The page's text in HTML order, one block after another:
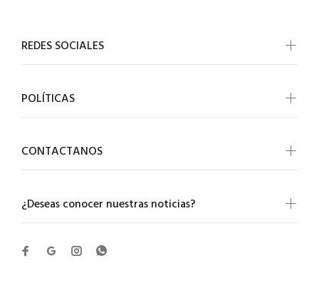
¿Deseas conocer nuestras noticias?
REDES SOCIALES
POLÍTICAS
CONTACTANOS